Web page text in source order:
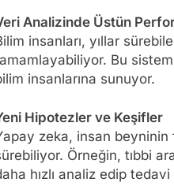
Analizinde Üstün
insanları, yıllar
Bu
insanlarına sunuyor.
Hipotezler ve Keşifler
zeka, insan beyninin
Örneğin, tıbbi
hızlı analiz edip